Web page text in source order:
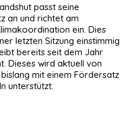
passt seine
an und richtet am
ein. Dies
letzten Sitzung einstimmig
bereits seit dem Jahr
Dieses wird aktuell von
mit einem Fördersatz
unterstützt.